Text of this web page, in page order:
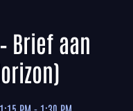
Brief aan